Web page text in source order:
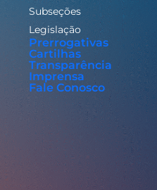
Subseções
Legislação
Prerrogativas
Cartilhas
Transparência
Imprensa
Fale Conosco